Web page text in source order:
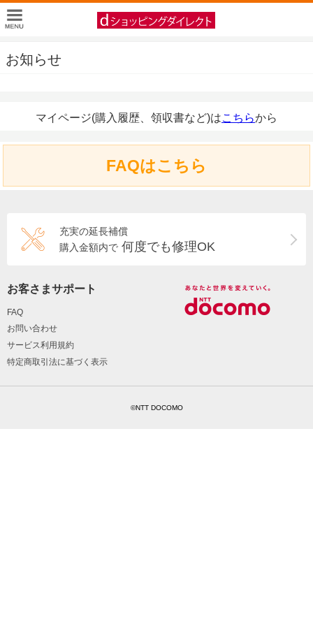
お知らせ
マイページ(購入履歴、領収書など)はこちらから
FAQはこちら
充実の延長補償
購入金額内で 何度でも修理OK
お客さまサポート
FAQ
お問い合わせ
サービス利用規約
特定商取引法に基づく表示
©NTT DOCOMO